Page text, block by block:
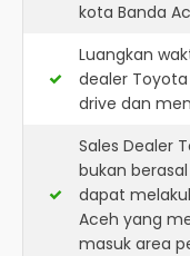
kota Banda
Luangkan
dealer
drive dan
Sales Dealer
bukan
dapat
Aceh yang
masuk area